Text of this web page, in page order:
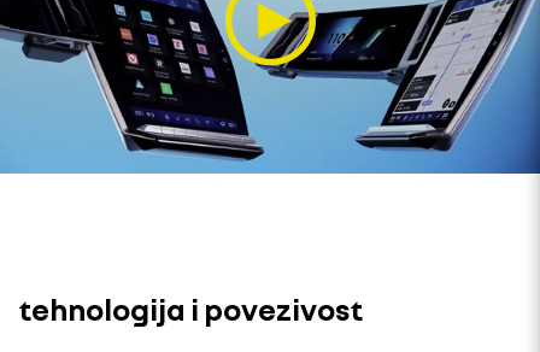
tehnologija i povezivost